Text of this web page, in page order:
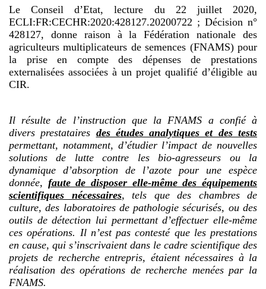
Le Conseil d’Etat, lecture du 22 juillet 2020,
ECLI:FR:CECHR:2020:428127.20200722 ; Décision n°
428127, donne raison à la Fédération nationale des
agriculteurs multiplicateurs de semences (FNAMS) pour
la prise en compte des dépenses de prestations
externalisées associées à un projet qualifié d’éligible au
CIR.
Il résulte de l’instruction que la FNAMS a confié à
divers prestataires des études analytiques et des tests
permettant, notamment, d’étudier l’impact de nouvelles
solutions de lutte contre les bio-agresseurs ou la
dynamique d’absorption de l’azote pour une espèce
donnée, faute de disposer elle-même des équipements
scientifiques nécessaires, tels que des chambres de
culture, des laboratoires de pathologie sécurisés, ou des
outils de détection lui permettant d’effectuer elle-même
ces opérations. Il n’est pas contesté que les prestations
en cause, qui s’inscrivaient dans le cadre scientifique des
projets de recherche entrepris, étaient nécessaires à la
réalisation des opérations de recherche menées par la
FNAMS.